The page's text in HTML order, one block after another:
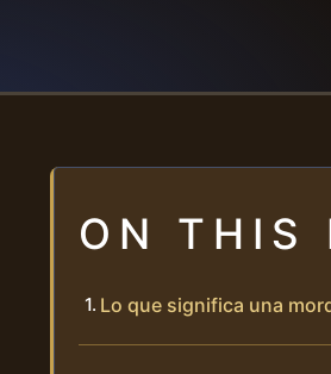
ON THIS
Lo que significa una